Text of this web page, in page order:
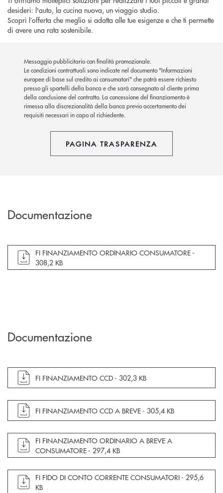
desideri: l'auto, la cucina nuova, un viaggio studio.
Scopri l’offerta che meglio si adatta alle tue esigenze e che ti permette
di avere una rata sostenibile.
Messaggio pubblicitario con finalità promozionale.
Le condizioni contrattuali sono indicate nel documento "Informazioni
europee di base sul credito ai consumatori" che potrà essere richiesto
presso gli sportelli della banca e che sarà consegnato al cliente prima
della conclusione del contratto. La concessione del finanziamento è
rimessa alla discrezionalità della banca previo accertamento dei
requisiti necessari in capo al richiedente.
PAGINA TRASPARENZA
Documentazione
apre documento in una nuova finestra
FI FINANZIAMENTO ORDINARIO CONSUMATORE -
308,2 KB
Documentazione
apre documento in una nuova finestra
FI FINANZIAMENTO CCD - 302,3 KB
apre documento in una nuova finestra
FI FINANZIAMENTO CCD A BREVE - 305,4 KB
apre documento in una nuova finestra
FI FINANZIAMENTO ORDINARIO A BREVE A
CONSUMATORE - 297,4 KB
apre documento in una nuova finestra
FI FIDO DI CONTO CORRENTE CONSUMATORI - 295,6
KB